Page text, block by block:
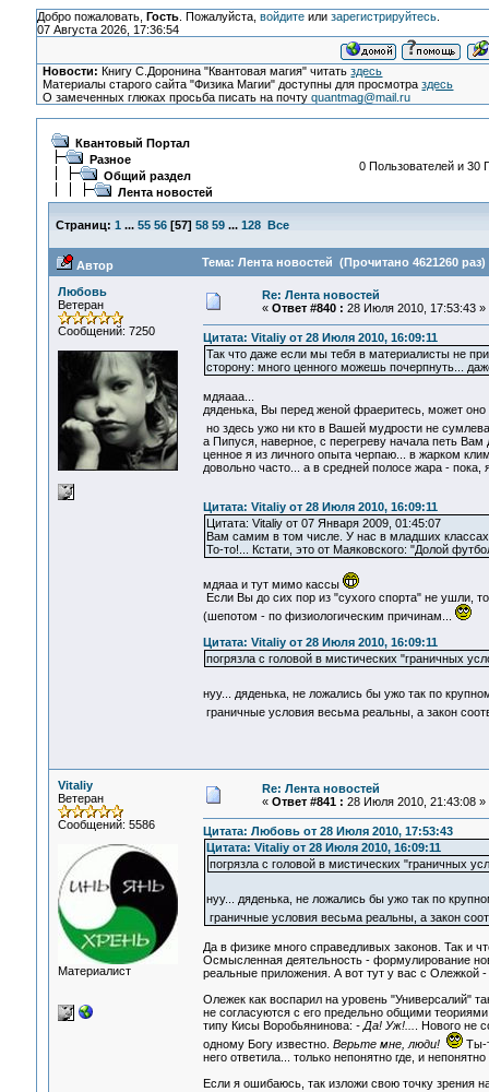
Добро пожаловать, Гость. Пожалуйста, войдитеили зарегистрируйтесь.
07 Августа 2026, 17:36:54
Новости: Книгу С.Доронина "Квантовая магия" читатьздесь
Материалы старого сайта "Физика Магии" доступны для просмотраздесь
О замеченных глюках просьба писать на почтуquantmag@mail.ru
Квантовый Портал
Разное
Общий раздел
Лента новостей
0 Пользователей и 30
Страниц: 1 ... 55 56[57] 58 59 ... 128 Все
Автор Тема: Лента новостей (Прочитано 4621260 раз)
Любовь
Ветеран
Сообщений: 7250
Re: Лента новостей
« Ответ #840 : 28 Июля 2010, 17:53:43 »
Цитата: Vitaliy от 28 Июля 2010, 16:09:11
Так что даже если мы тебя в материалисты не
сторону: много ценного можешь почерпнуть...
мдяааа...
дяденька, Вы перед женой фраеритесь, может оно
но здесь ужо ни кто в Вашей мудрости не
а Пипуся, наверное, с перегреву начала петь
ценное я из личного опыта черпаю... в жарком
довольно часто... а в средней полосе жара -
Цитата: Vitaliy от 28 Июля 2010, 16:09:11
Цитата: Vitaliy от 07 Января 2009, 01:45:07
Вам самим в том числе. У нас в младших
То-то!... Кстати, это от Маяковского: "Долой
мдяаа и тут мимо кассы
Если Вы до сих пор из "сухого спорта" не ушли,
(шепотом - по физиологическим причинам...
Цитата: Vitaliy от 28 Июля 2010, 16:09:11
погрязла с головой в мистических "граничных
нуу... дяденька, не ложались бы ужо так по
граничные условия весьма реальны, а закон
Vitaliy
Ветеран
Сообщений: 5586
Материалист
Re: Лента новостей
« Ответ #841 : 28 Июля 2010, 21:43:08 »
Цитата: Любовь от 28 Июля 2010, 17:53:43
Цитата: Vitaliy от 28 Июля 2010, 16:09:11
погрязла с головой в мистических "граничных
нуу... дяденька, не ложались бы ужо так по
граничные условия весьма реальны, а закон
Да в физике много справедливых законов. Так и
Осмысленная деятельность - формулирование
реальные приложения. А вот тут у вас с Олежкой -
Олежек как воспарил на уровень "Универсалий"
не согласуются с его предельно общими
типу Кисы Воробьянинова: - Да! Уж!...
. Нового не
одному Богу известно. Верьте мне, люди!
Ты-
него ответила... только непонятно где, и непонятно
Если я ошибаюсь, так изложи свою точку зрения